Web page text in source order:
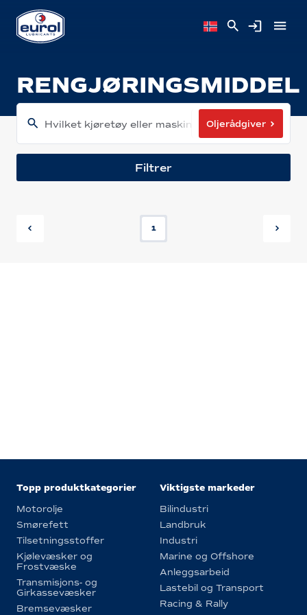
RENGJØRINGSMIDDEL
Hvilket kjøretøy eller maskin har du?Oljerådgiver
Filtrer
1
Topp produktkategorier
Motorolje
Smørefett
Tilsetningsstoffer
Kjølevæsker og
Frostvæske
Transmisjons- og
Girkassevæsker
Bremsevæsker
Viktigste markeder
Bilindustri
Landbruk
Industri
Marine og Offshore
Anleggsarbeid
Lastebil og Transport
Racing & Rally